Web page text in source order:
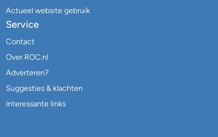
Actueel website gebruik
Service
Contact
Over ROC.nl
Adverteren?
Suggesties & klachten
Interessante links